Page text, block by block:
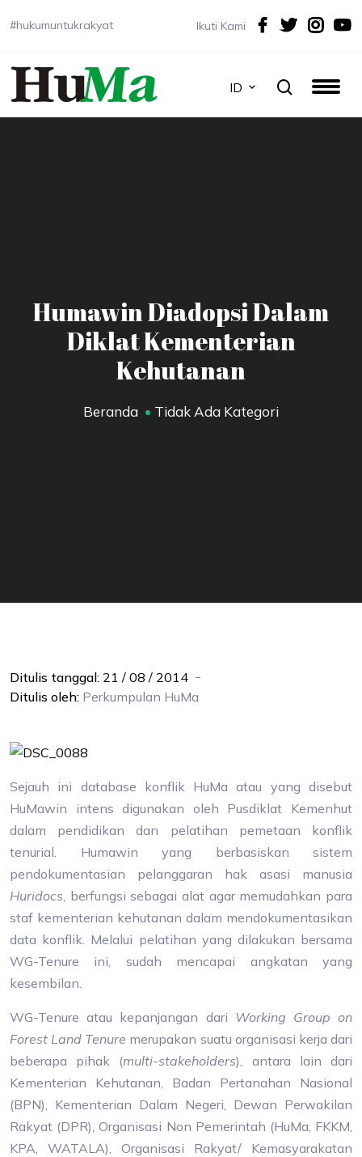
#hukumuntukrakyat Ikuti Kami
ID
Humawin Diadopsi Dalam
Diklat Kementerian
Kehutanan
Beranda Tidak Ada Kategori
Ditulis tanggal: 21 / 08 / 2014
Ditulis oleh: Perkumpulan HuMa
Sejauh ini database konflik HuMa atau yang disebut
HuMawin intens digunakan oleh Pusdiklat Kemenhut
dalam pendidikan dan pelatihan pemetaan konflik
tenurial. Humawin yang berbasiskan sistem
pendokumentasian pelanggaran hak asasi manusia
Huridocs berfungsi sebagai alat agar memudahkan para
staf kementerian kehutanan dalam mendokumentasikan
data konflik. Melalui pelatihan yang dilakukan bersama
WG-Tenure ini, sudah mencapai angkatan yang
kesembilan.
WG-Tenure atau kepanjangan dari Working Group on
Forest Land Tenure merupakan suatu organisasi kerja dari
beberapa pihak (multi-stakeholders), antara lain dari
Kementerian Kehutanan, Badan Pertanahan Nasional
(BPN), Kementerian Dalam Negeri, Dewan Perwakilan
Rakyat (DPR), Organisasi Non Pemerintah (HuMa, FKKM,
KPA, WATALA), Organisasi Rakyat/ Kemasyarakatan